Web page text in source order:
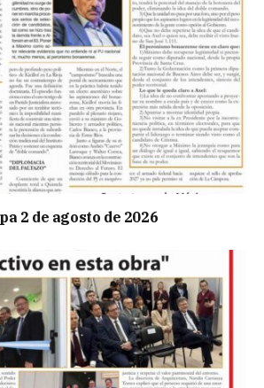
2 de agosto de 2026